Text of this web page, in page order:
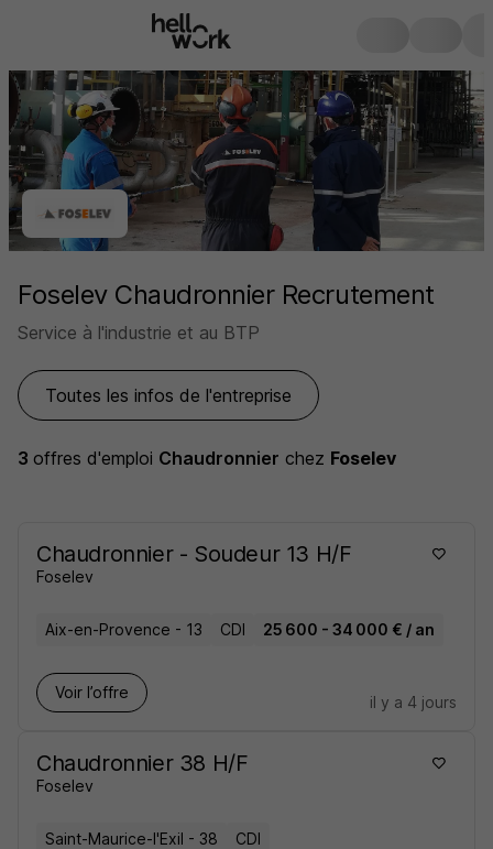
Foselev Chaudronnier Recrutement
Service à l'industrie et au BTP
Toutes les infos de l'entreprise
3 offres d'emploi Chaudronnier chez Foselev
Chaudronnier - Soudeur 13 H/F
Foselev
Aix-en-Provence - 13 CDI 25 600 - 34 000 € / an
Voir l’offre
il y a 4 jours
Chaudronnier 38 H/F
Foselev
Saint-Maurice-l'Exil - 38 CDI